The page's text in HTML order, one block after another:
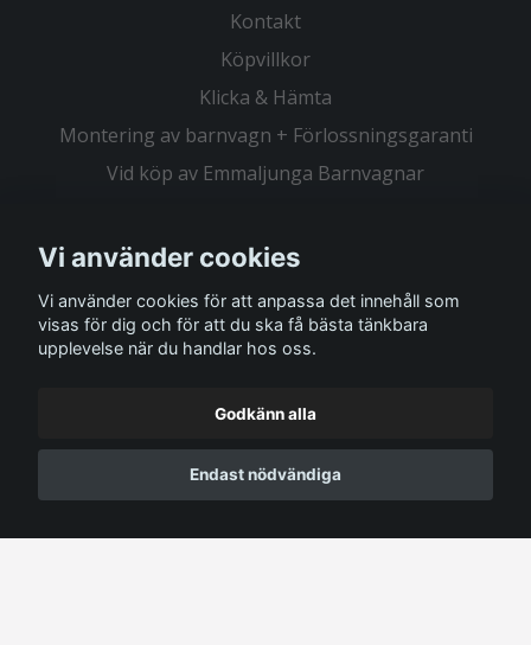
Kontakt
Köpvillkor
Klicka & Hämta
Montering av barnvagn + Förlossningsgaranti
Vid köp av Emmaljunga Barnvagnar
Sociala medier
Prenumerera på vårt nyhetsbrev
Vi använder cookies
Vi använder cookies för att anpassa det innehåll som
visas för dig och för att du ska få bästa tänkbara
upplevelse när du handlar hos oss.
Godkänn alla
Endast nödvändiga